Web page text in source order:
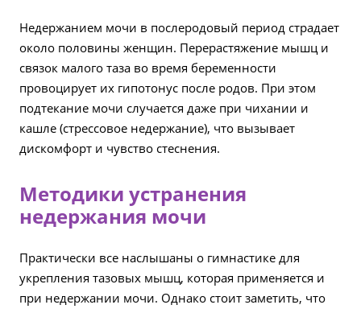
Недержанием мочи в послеродовый период страдает
около половины женщин. Перерастяжение мышц и
связок малого таза во время беременности
провоцирует их гипотонус после родов. При этом
подтекание мочи случается даже при чихании и
кашле (стрессовое недержание), что вызывает
дискомфорт и чувство стеснения.
Методики устранения
недержания мочи
Практически все наслышаны о гимнастике для
укрепления тазовых мышц, которая применяется и
при недержании мочи. Однако стоит заметить, что